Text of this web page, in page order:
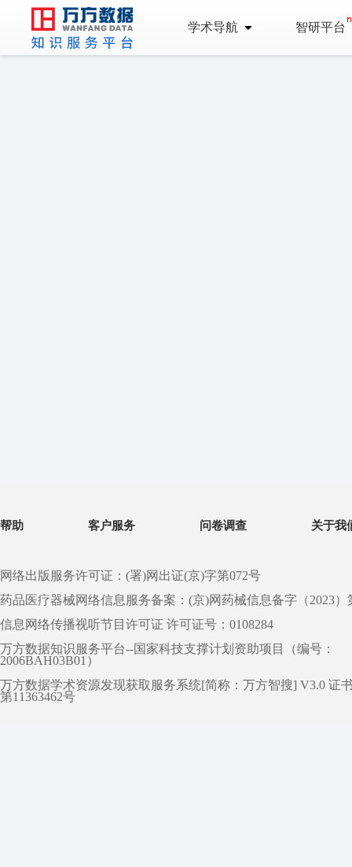
学术导航 智研平台
帮助 客户服务 问卷调查 关于我
网络出版服务许可证：(署)网出证(京)字第072号
药品医疗器械网络信息服务备案：(京)网药械信息备字（2023）
信息网络传播视听节目许可证 许可证号：0108284
万方数据知识服务平台--国家科技支撑计划资助项目（编号：
2006BAH03B01）
万方数据学术资源发现获取服务系统[简称：万方智搜] V3.0 证
第11363462号